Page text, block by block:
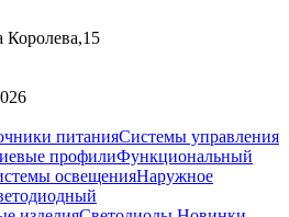
Королева,15
питанияСистемы управления
профилиФункциональный
освещенияНаружное